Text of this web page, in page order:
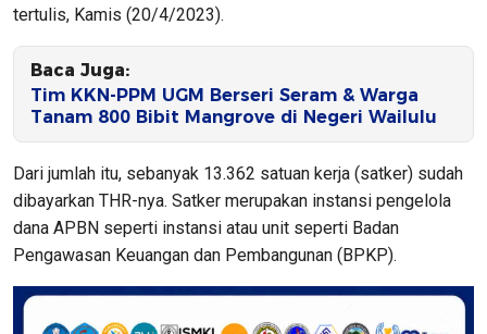
tertulis, Kamis (20/4/2023).
Baca Juga:
Tim KKN-PPM UGM Berseri Seram & Warga
Tanam 800 Bibit Mangrove di Negeri Wailulu
Dari jumlah itu, sebanyak 13.362 satuan kerja (satker) sudah
dibayarkan THR-nya. Satker merupakan instansi pengelola
dana APBN seperti instansi atau unit seperti Badan
Pengawasan Keuangan dan Pembangunan (BPKP).